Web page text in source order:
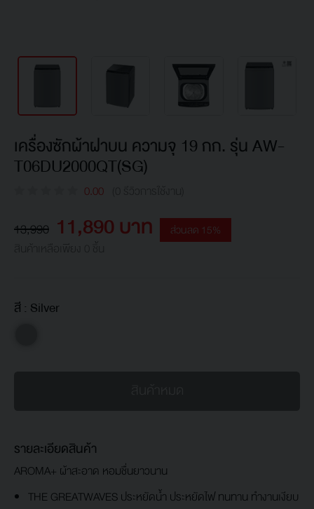
เครื่องซักผ้าฝาบน ความจุ 19 กก. รุ่น AW-
T06DU2000QT(SG)
0.00
13,990 11,890 บาท ส่วนลด 15%
สี : Silver
รายละเอียดสินค้า
AROMA+ ผ้าสะอาด หอมชื่นยาวนาน
THE GREATWAVES ประหยัดน้ำ ประหยัดไฟ ทนทาน ทำงานเงียบ